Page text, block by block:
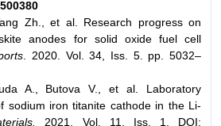
Zh., et al. Research progress on
anodes for solid oxide fuel cell
. 2020. Vol. 34, Iss. 5. pp. 5032–
A., Butova V., et al. Laboratory
sodium iron titanite cathode in the Li-
2021. Vol. 11, Iss. 1. DOI: